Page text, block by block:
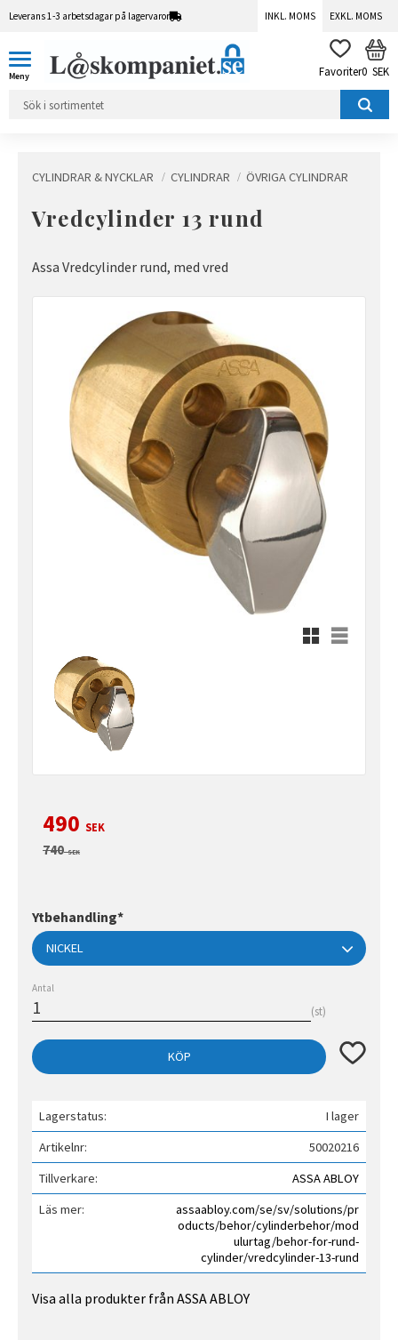
Leverans 1-3 arbetsdagar på lagervaror INKL. MOMS EXKL. MOMS
FAVORITER
0 SEK
CYLINDRAR & NYCKLAR CYLINDRAR ÖVRIGA CYLINDRAR
Vredcylinder 13 rund
Assa Vredcylinder rund, med vred
Rutnätsvy
Listvy
Nedsatt pris:
490 SEK
Ordinarie pris:
740SEK
Ytbehandling*
Antal
st
KÖP Lägg till
Lagerstatus
I lager
Artikelnr
50020216
Tillverkare
ASSA ABLOY
Läs mer
assaabloy.com/se/sv/solutions/pr
oducts/behor/cylinderbehor/mod
ulurtag/behor-for-rund-
cylinder/vredcylinder-13-rund
Visa alla produkter från ASSA ABLOY